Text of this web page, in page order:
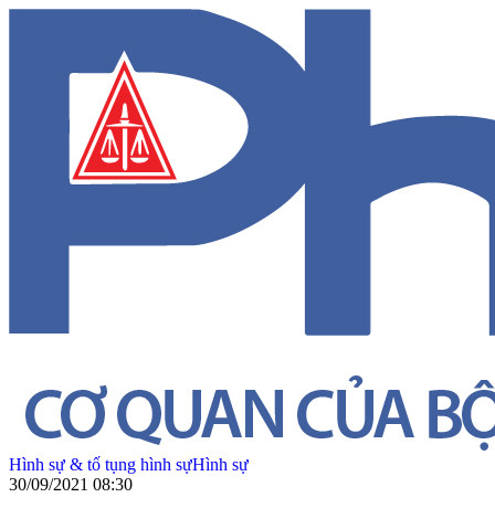
Hình sự & tố tụng hình sựHình sự
30/09/2021 08:30